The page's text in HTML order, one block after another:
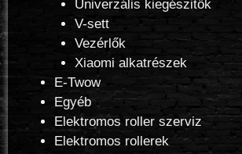
Univerzális kiegészitők
V-sett
Vezérlők
Xiaomi alkatrészek
E-Twow
Egyéb
Elektromos roller szerviz
Elektromos rollerek